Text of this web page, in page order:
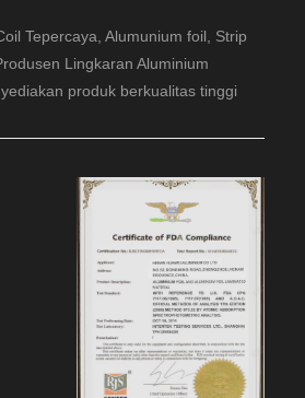
Tepercaya, Alumunium foil, Strip
Lingkaran Aluminium
produk berkualitas tinggi